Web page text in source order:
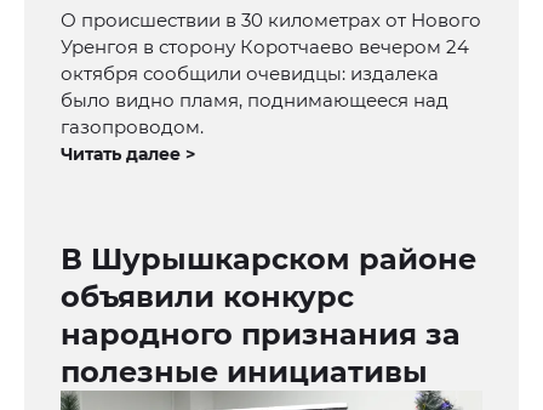
О происшествии в 30 километрах от Нового
Уренгоя в сторону Коротчаево вечером 24
октября сообщили очевидцы: издалека
было видно пламя, поднимающееся над
газопроводом.
Читать далее >
В Шурышкарском районе
объявили конкурс
народного признания за
полезные инициативы